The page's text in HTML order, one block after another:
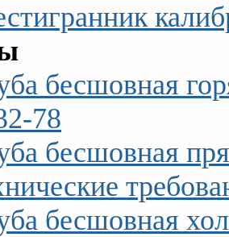
бесшовная
78
бесшовная
бесшовная